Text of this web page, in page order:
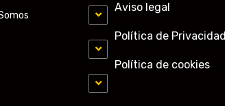
Aviso legal
Política de Privacidad
Política de cookies